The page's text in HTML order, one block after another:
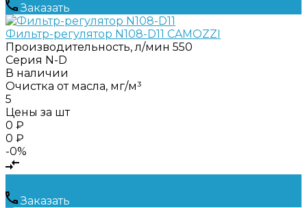
Заказать
Фильтр-регулятор N108-D11 CAMOZZI
Производительность, л/мин 550
Серия N-D
В наличии
Очистка от масла, мг/м³
5
Цены за шт
0 ₽
0 ₽
-0%
Заказать